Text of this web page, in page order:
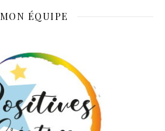
MON ÉQUIPE